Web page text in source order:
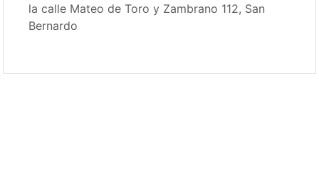
la calle Mateo de Toro y Zambrano 112, San
Bernardo